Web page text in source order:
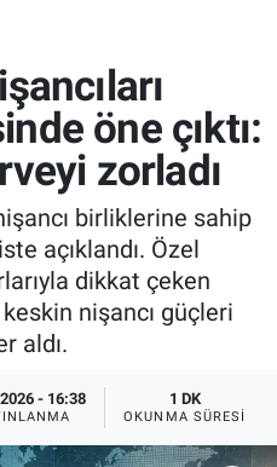
öne çıktı:
zorladı
birliklerine sahip
açıklandı. Özel
dikkat çeken
nişancı güçleri
aldı.
- 16:38 1 DK
OKUNMA SÜRESI